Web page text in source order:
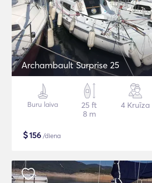
Archambault Surprise 25
Buru laiva
25 ft
8 m
4 Kruīza
$156 /diena